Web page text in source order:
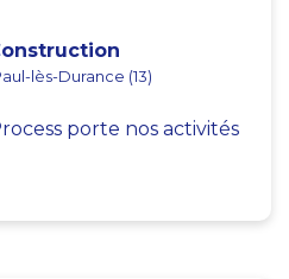
lès-Durance (13)
porte nos activités